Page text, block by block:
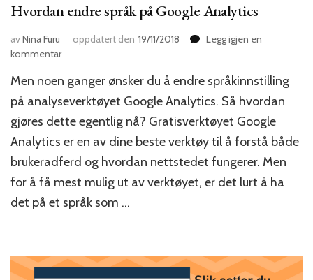
Hvordan endre språk på Google Analytics
avNina Furu oppdatert den 19/11/2018
Legg igjen en
kommentartil
endre
språk
Google
Analytics
Men noen ganger ønsker du å endre språkinnstilling
på analyseverktøyet Google Analytics. Så hvordan
gjøres dette egentlig nå? Gratisverktøyet Google
Analytics er en av dine beste verktøy til å forstå både
brukeradferd og hvordan nettstedet fungerer. Men
for å få mest mulig ut av verktøyet, er det lurt å ha
det på et språk som …